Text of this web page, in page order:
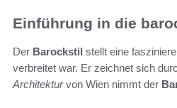
Einführung in die
Der Barockstil stellt eine
verbreitet war. Er zeichnet sich
Architekturvon Wien nimmt der